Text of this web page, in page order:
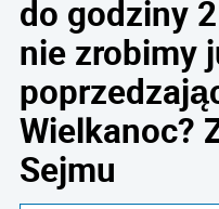
do godziny
nie zrobimy
Wielkanoc?
Sejmu